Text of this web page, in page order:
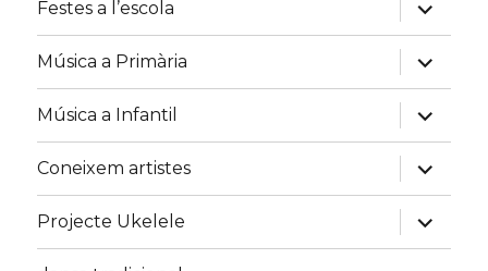
C
h
n
n
l
Festes a l’escola
child
menu
Música a Primària
expand
child
menu
Música a Infantil
expand
child
menu
Coneixem artistes
expand
child
menu
Projecte Ukelele
expand
child
menu